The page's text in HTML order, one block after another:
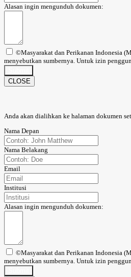
Alasan ingin mengunduh dokumen:
©Masyarakat dan Perikanan Indonesia
menyebutkan sumbernya. Untuk izin
CLOSE
Anda akan dialihkan ke halaman dokumen
Nama Depan
Nama Belakang
Email
Institusi
Alasan ingin mengunduh dokumen:
©Masyarakat dan Perikanan Indonesia
menyebutkan sumbernya. Untuk izin